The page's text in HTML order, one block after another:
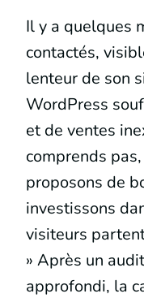
Il y a quelques
contactés,
lenteur de son
WordPress
et de ventes
comprends
proposons de
investissons
visiteurs
» Après un
approfondi, la